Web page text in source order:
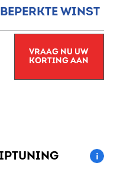
BEPERKTE WINST
VRAAG NU UW
KORTING AAN